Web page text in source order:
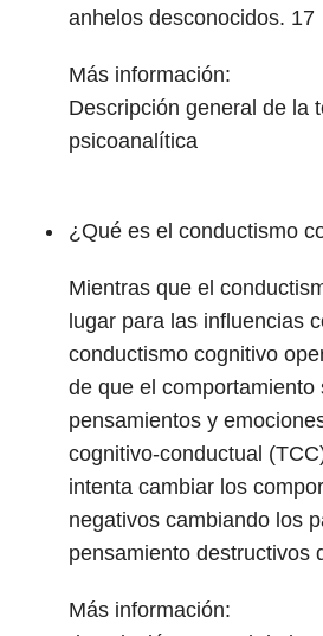
anhelos desconocidos. 17
Más información:
Descripción general de la
psicoanalítica
¿Qué es el conductismo
Mientras que el
lugar para las influencias
conductismo cognitivo
de que el comportamiento
pensamientos y
cognitivo-conductual
intenta cambiar los
negativos cambiando los
pensamiento destructivos
Más información: